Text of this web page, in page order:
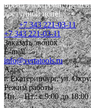
Бренд
доступной цене!
+7 343 221-03-11
+7 343 221-03-11
Заказать звонок
E-mail
info@vertatools.ru
Адрес
г. Екатеринбург, ул.
Режим работы
Пн. – Пт.: с 9:00 до 18:00